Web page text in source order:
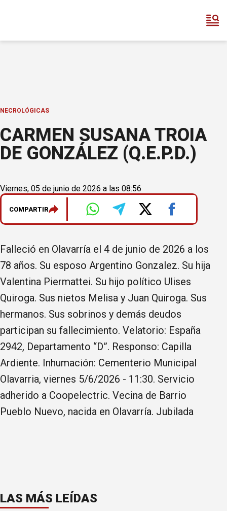
NECROLÓGICAS
CARMEN SUSANA TROIA
DE GONZÁLEZ (Q.E.P.D.)
Viernes, 05 de junio de 2026 a las 08:56
COMPARTIR
Falleció en Olavarría el 4 de junio de 2026 a los
78 años. Su esposo Argentino Gonzalez. Su hija
Valentina Piermattei. Su hijo político Ulises
Quiroga. Sus nietos Melisa y Juan Quiroga. Sus
hermanos. Sus sobrinos y demás deudos
participan su fallecimiento. Velatorio: España
2942, Departamento “D”. Responso: Capilla
Ardiente. Inhumación: Cementerio Municipal
Olavarria, viernes 5/6/2026 - 11:30. Servicio
adherido a Coopelectric. Vecina de Barrio
Pueblo Nuevo, nacida en Olavarría. Jubilada
LAS MÁS LEÍDAS